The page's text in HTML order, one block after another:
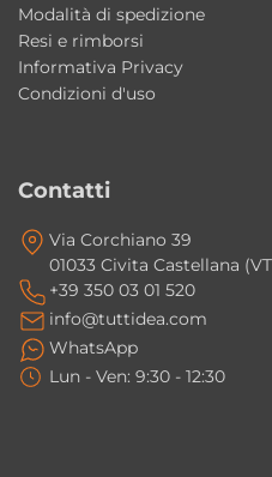
Il lavabo può essere
Sì, il lavabo Wynn
La vasca è
utilizzo pratico?
Sì, la vasca interna
praticità e comfort
Modalità di spedizione
Resi e rimborsi
Informativa Privacy
Condizioni d'uso
Contatti
Via Corchiano 39
01033 Civita Castellana
+39 350 03 01 520
info@tuttidea.com
WhatsApp
Lun - Ven: 9:30 - 12:30